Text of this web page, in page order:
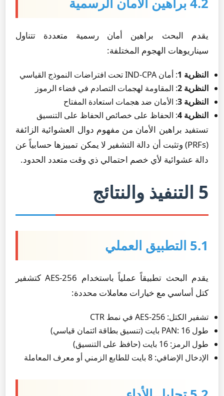
يقدم البحث براهين أمان رسمية متعددة تتناول
سيناريوهات الهجوم المختلفة:
النظرية 1
: أمان IND-CPA تحت افتراضات النموذج القياسي
النظرية 2
: المقاومة لهجمات التصادم في فضاء الرموز
النظرية 3
: الأمان ضد هجمات استعادة المفتاح
النظرية 4
: الحفاظ على خصائص الحفاظ على التنسيق
تستفيد براهين الأمان من مفهوم دوال العشوائية الزائفة
(PRFs) وتثبت أن دالة التشفير لا يمكن تمييزها حسابياً عن
دالة عشوائية لأي خصم احتمالي ذي وقت متعدد الحدود.
5 التنفيذ والنتائج
5.1 التطبيق العملي
يقدم البحث تطبيقاً عملياً باستخدام AES-256 كتشفير
كتل أساسي مع خيارات معاملات محددة:
تشفير الكتل: AES-256 في نمط CTR
طول PAN: 16 بايت (تنسيق بطاقة ائتمان قياسي)
طول الرمز: 16 بايت (حافظ على التنسيق)
الإدخال الإضافي: 8 بايت للطابع الزمني أو معرف المعاملة